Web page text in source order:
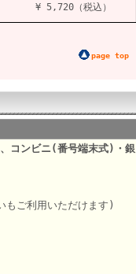
¥ 5,720（税込）
page top
コンビニ(番号端末式)・銀
もご利用いただけます)